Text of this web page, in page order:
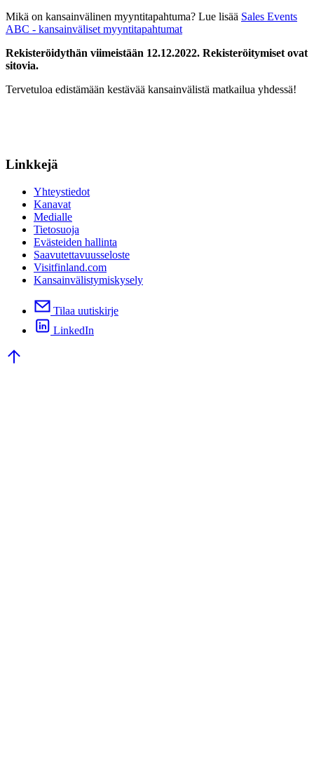
Mikä on kansainvälinen myyntitapahtuma? Lue lisää Sales Events
ABC - kansainväliset myyntitapahtumat
Rekisteröidythän viimeistään 12.12.2022. Rekisteröitymiset ovat
sitovia.
Tervetuloa edistämään kestävää kansainvälistä matkailua yhdessä!
Linkkejä
Yhteystiedot
Kanavat
Medialle
Tietosuoja
Evästeiden hallinta
Saavutettavuusseloste
Visitfinland.com
Kansainvälistymiskysely
Tilaa uutiskirje
LinkedIn